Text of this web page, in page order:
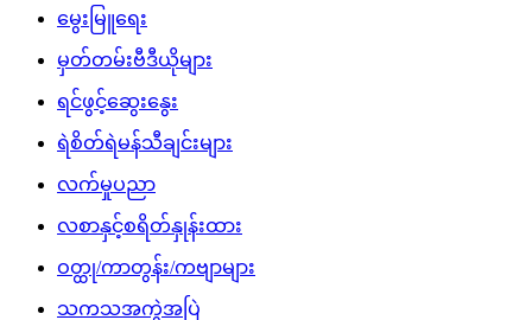
မွေးမြူရေး
မှတ်တမ်းဗီဒီယိုများ
ရင်ဖွင့်ဆွေးနွေး
ရဲစိတ်ရဲမန်သီချင်းများ
လက်မှုပညာ
လစာနှင့်စရိတ်နှုန်းထား
ဝတ္ထု/ကာတွန်း/ကဗျာများ
သကသအကွဲအပြဲ